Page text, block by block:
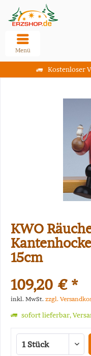
Kostenloser
Menü
KWO
15cm
109,20 € *
inkl. MwSt. zzgl.
sofort lieferbar,